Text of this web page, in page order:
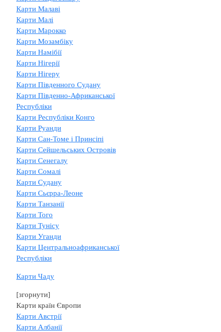
Карти Малаві
Карти Малі
Карти Марокко
Карти Мозамбіку
Карти Намібії
Карти Нігерії
Карти Нігеру
Карти Південного Судану
Карти Південно-Африканської
Республіки
Карти Республіки Конго
Карти Руанди
Карти Сан-Томе і Принсіпі
Карти Сейшельських Островів
Карти Сенегалу
Карти Сомалі
Карти Судану
Карти Сьєрра-Леоне
Карти Танзанії
Карти Того
Карти Тунісу
Карти Уганди
Карти Центральноафриканської
Республіки
Карти Чаду
[згорнути]
Карти країн Європи
Карти Австрії
Карти Албанії